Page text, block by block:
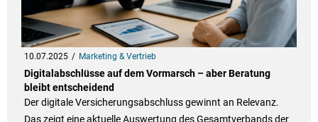
10.07.2025 Marketing & Vertrieb
Digitalabschlüsse auf dem Vormarsch – aber Beratung
bleibt entscheidend
Der digitale Versicherungsabschluss gewinnt an Relevanz.
Das zeigt eine aktuelle Auswertung des Gesamtverbands der